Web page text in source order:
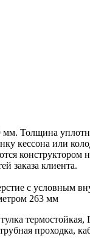
Толщина
кессона или
конструктором
заказа клиента.
с условным
263 мм
проходка,